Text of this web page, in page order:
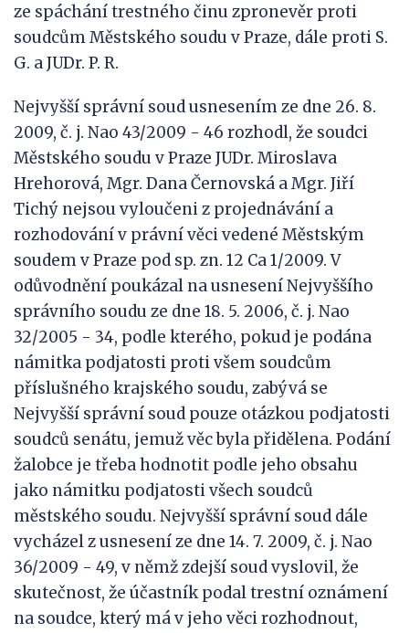
ze spáchání trestného činu zpronevěr proti
soudcům Městského soudu v Praze, dále proti S.
G. a JUDr. P. R.
Nejvyšší správní soud usnesením ze dne 26. 8.
2009, č. j. Nao 43/2009 - 46 rozhodl, že soudci
Městského soudu v Praze JUDr. Miroslava
Hrehorová, Mgr. Dana Černovská a Mgr. Jiří
Tichý nejsou vyloučeni z projednávání a
rozhodování v právní věci vedené Městským
soudem v Praze pod sp. zn. 12 Ca 1/2009. V
odůvodnění poukázal na usnesení Nejvyššího
správního soudu ze dne 18. 5. 2006, č. j. Nao
32/2005 - 34, podle kterého, pokud je podána
námitka podjatosti proti všem soudcům
příslušného krajského soudu, zabývá se
Nejvyšší správní soud pouze otázkou podjatosti
soudců senátu, jemuž věc byla přidělena. Podání
žalobce je třeba hodnotit podle jeho obsahu
jako námitku podjatosti všech soudců
městského soudu. Nejvyšší správní soud dále
vycházel z usnesení ze dne 14. 7. 2009, č. j. Nao
36/2009 - 49, v němž zdejší soud vyslovil, že
skutečnost, že účastník podal trestní oznámení
na soudce, který má v jeho věci rozhodnout,